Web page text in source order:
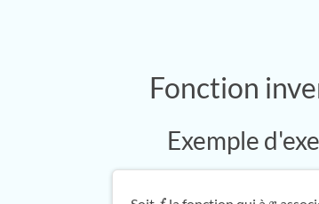
Fonction
Exemple